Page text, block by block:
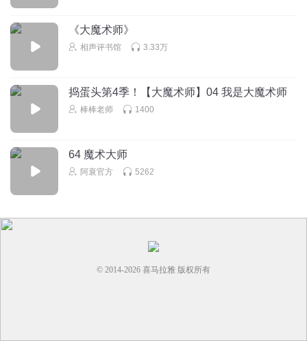
《大魔术师》
相声评书馆 3.33万
捣蛋头第4季！【大魔术师】04 我是大魔术师
棒棒老师 1400
64 魔术大师
阿衰官方 5262
© 2014-2026 喜马拉雅 版权所有